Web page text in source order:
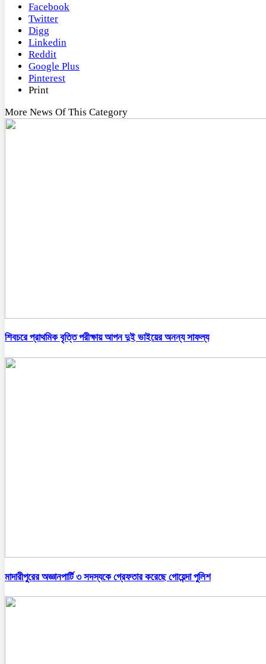
Facebook
Twitter
Digg
Linkedin
Reddit
Google Plus
Pinterest
Print
More News Of This Category
শিবচরে প্রাথমিক বৃত্তি পরীক্ষায় আপন দুই ভাইয়ের অনন্য সাফল্য
মাদারীপুরের অজ্ঞানপার্টি ৩ সদস্যকে গ্রেফতার করেছে গোয়েন্দা পুলিশ